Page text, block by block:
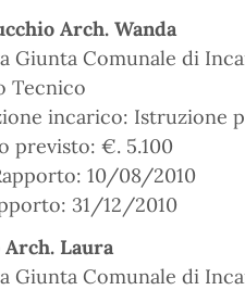
Arch. Wanda
Giunta Comunale di
Tecnico
incarico: Istruzione
previsto: €. 5.100
10/08/2010
31/12/2010
Laura
Giunta Comunale di